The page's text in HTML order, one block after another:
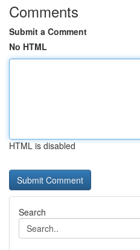
Comments
Submit a Comment
No HTML
HTML is disabled
Search